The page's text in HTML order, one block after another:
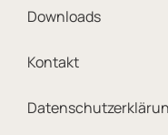
Downloads
Kontakt